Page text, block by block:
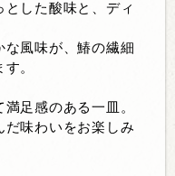
した酸味と、ディ
な風味が、鰆の繊細
。
足感のある一皿。
だ味わいをお楽しみ